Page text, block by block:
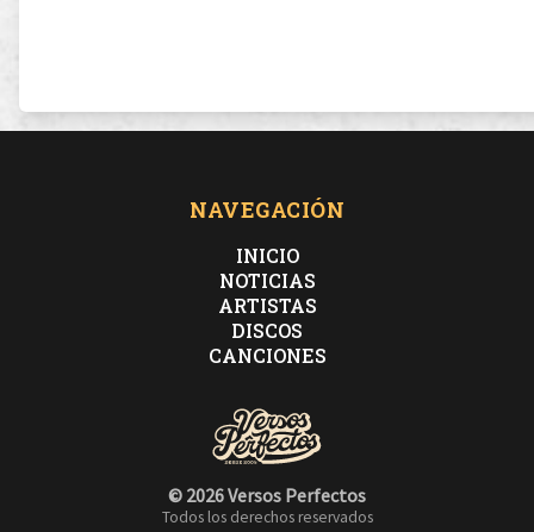
NAVEGACIÓN
INICIO
NOTICIAS
ARTISTAS
DISCOS
CANCIONES
© 2026 Versos Perfectos
Todos los derechos reservados